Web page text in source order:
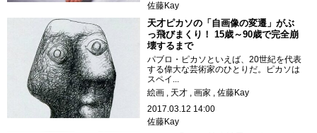
佐藤Kay
天才ピカソの「自画像の変遷」がぶ
っ飛びまくり！ 15歳～90歳で完全崩
壊するまで
パブロ・ピカソといえば、20世紀を代表
する偉大な芸術家のひとりだ。ピカソは
スペイ...
絵画
天才 画家
佐藤Kay
2017.03.12 14:00
佐藤Kay